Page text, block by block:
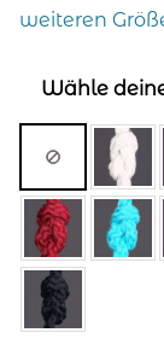
weiteren
Wähle